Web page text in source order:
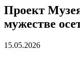
Проект
мужестве
15.05.2026